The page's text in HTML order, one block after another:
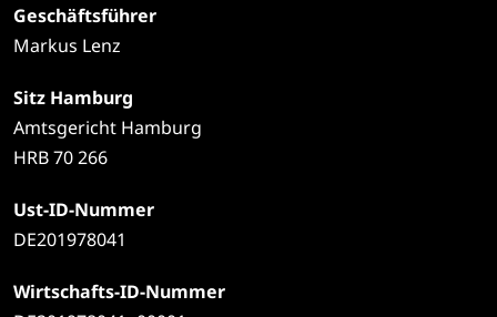
Geschäftsführer
Markus Lenz
Sitz Hamburg
Amtsgericht Hamburg
HRB 70 266
Ust-ID-Nummer
DE201978041
Wirtschafts-ID-Nummer